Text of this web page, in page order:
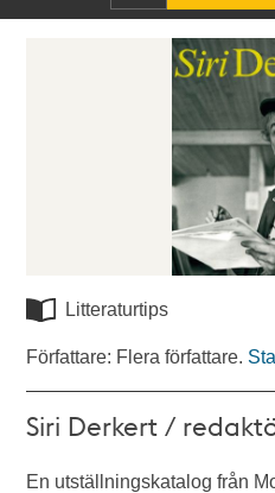
Litteraturtips
Författare: Flera författare.
Siri Derkert /
En utställningskatalog från